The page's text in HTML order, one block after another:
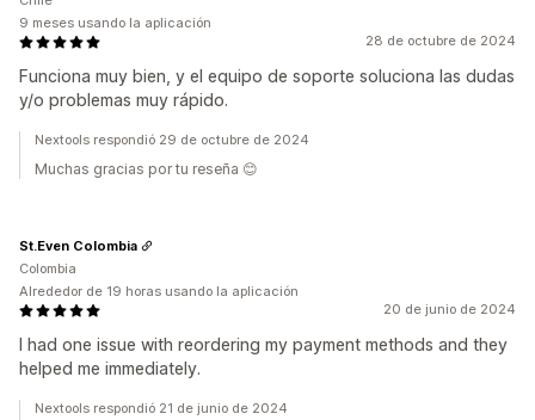
28 de octubre de 2024
Funciona muy bien, y el equipo de soporte soluciona las dudas
y/o problemas muy rápido.
9 meses usando la aplicación
Nextools respondió 29 de octubre de 2024
Muchas gracias por tu reseña 😊
20 de junio de 2024
I had one issue with reordering my payment methods and they
helped me immediately.
St.Even Colombia
Colombia
Alrededor de 19 horas usando la aplicación
Nextools respondió 21 de junio de 2024